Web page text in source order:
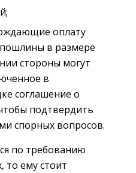
оплату
в размере
стороны могут
в
соглашение о
подтвердить
спорных вопросов.
по требованию
то ему стоит